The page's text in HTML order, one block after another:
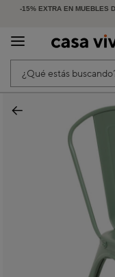
-15% EXTRA EN MUEBLES
HASTA -60%
¿Qué estás